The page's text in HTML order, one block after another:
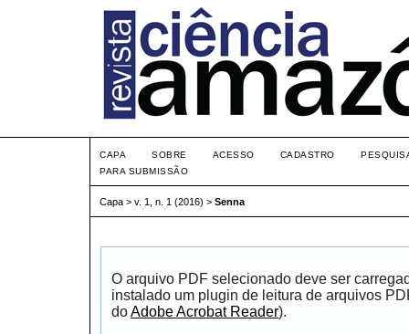
CAPA SOBRE ACESSO CADASTRO
PARA SUBMISSÃO
Capa > v. 1, n. 1 (2016) > Senna
O arquivo PDF selecionado deve ser
instalado um plugin de leitura de arquivos
doAdobe Acrobat Reader).